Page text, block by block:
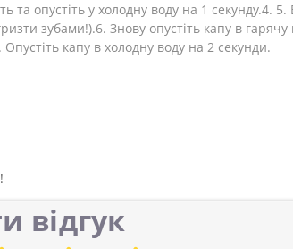
опустіть у холодну воду на 1 секунду.4.
зубами!).6. Знову опустіть капу в
капу в холодну воду на 2 секунди.
відгук